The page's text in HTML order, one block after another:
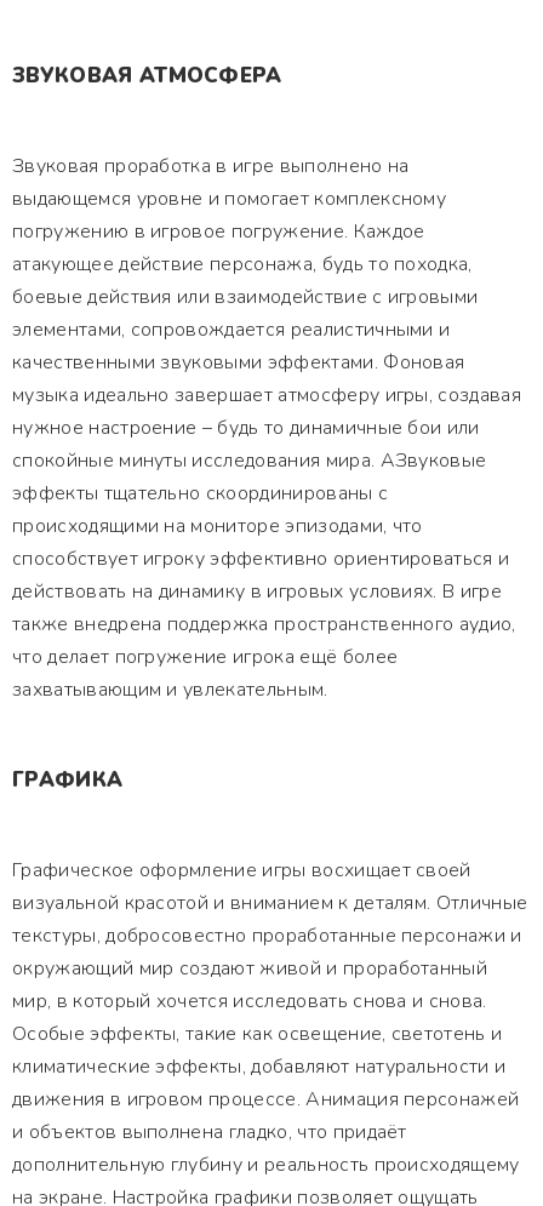
ЗВУКОВАЯ АТМОСФЕРА
Звуковая проработка в игре выполнено на
выдающемся уровне и помогает комплексному
погружению в игровое погружение. Каждое
атакующее действие персонажа, будь то походка,
боевые действия или взаимодействие с игровыми
элементами, сопровождается реалистичными и
качественными звуковыми эффектами. Фоновая
музыка идеально завершает атмосферу игры, создавая
нужное настроение – будь то динамичные бои или
спокойные минуты исследования мира. АЗвуковые
эффекты тщательно скоординированы с
происходящими на мониторе эпизодами, что
способствует игроку эффективно ориентироваться и
действовать на динамику в игровых условиях. В игре
также внедрена поддержка пространственного аудио,
что делает погружение игрока ещё более
захватывающим и увлекательным.
ГРАФИКА
Графическое оформление игры восхищает своей
визуальной красотой и вниманием к деталям. Отличные
текстуры, добросовестно проработанные персонажи и
окружающий мир создают живой и проработанный
мир, в который хочется исследовать снова и снова.
Особые эффекты, такие как освещение, светотень и
климатические эффекты, добавляют натуральности и
движения в игровом процессе. Анимация персонажей
и объектов выполнена гладко, что придаёт
дополнительную глубину и реальность происходящему
на экране. Настройка графики позволяет ощущать